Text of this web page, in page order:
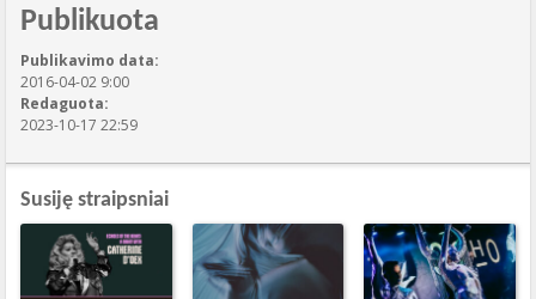
Publikuota
Publikavimo data:
2016-04-02 9:00
Redaguota:
2023-10-17 22:59
Susiję straipsniai